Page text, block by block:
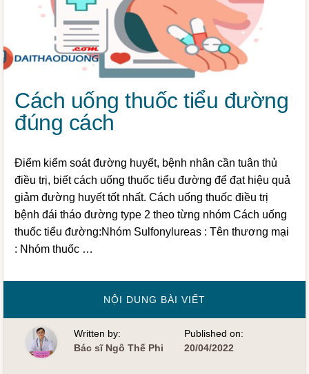
Cách uống thuốc tiểu đường
đúng cách
Điểm kiểm soát đường huyết, bệnh nhân cần tuân thủ
điều trị, biết cách uống thuốc tiểu đường để đạt hiệu quả
giảm đường huyết tốt nhất. Cách uống thuốc điều trị
bệnh đái tháo đường type 2 theo từng nhóm Cách uống
thuốc tiểu đường:Nhóm Sulfonylureas : Tên thương mại
: Nhóm thuốc …
NỘI DUNG BÀI VIẾT
THUỐC
TIỂU
ĐƯỜNG
ĐÚNG
Written by:
Bác sĩ Ngô Thế Phi
Published on:
20/04/2022